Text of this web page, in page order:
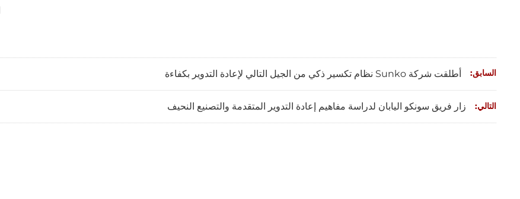
السابق: أطلقت شركة Sunko نظام تكسير ذكي من الجيل التالي لإعادة التدوير بكفاءة
التالي: زار فريق سونكو اليابان لدراسة مفاهيم إعادة التدوير المتقدمة والتصنيع النحيف